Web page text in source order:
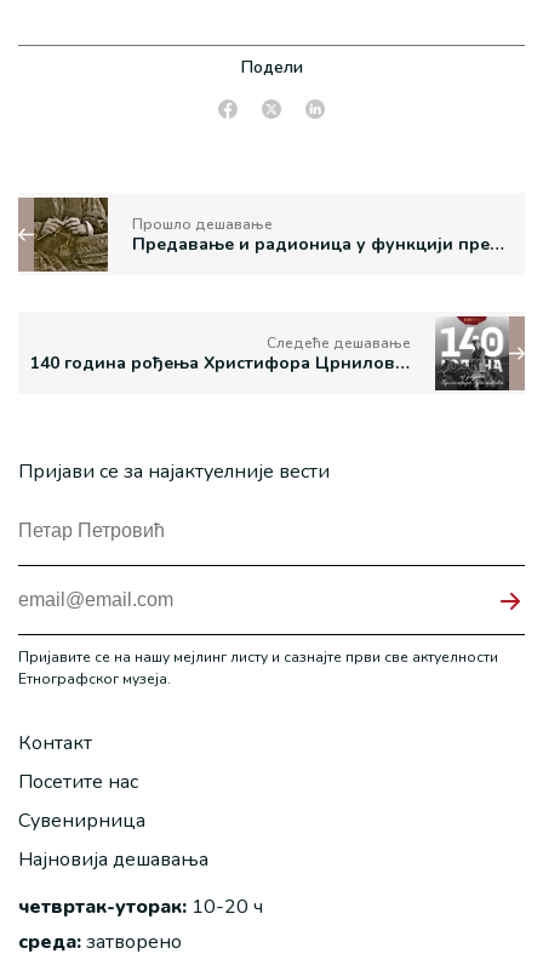
Подели
Прошло дешавање
Предавање и радионица у функцији презентације школе двопређног плетења чарапа у Манаковој кући
Следеће дешавање
140 година рођења Христифора Црниловића – пионира истраживачке културе Старе Србије
Пријави се за најактуелније вести
Пријавите се на нашу мејлинг листу и сазнајте први све актуелности
Етнографског музеја.
Контакт
Посетите нас
Сувенирница
Најновија дешавања
четвртак-уторак: 10-20 ч
среда:затворено